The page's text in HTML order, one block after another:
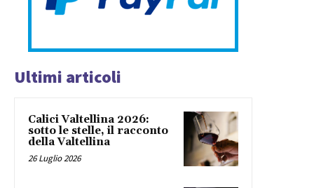
Ultimi articoli
Calici Valtellina 2026:
sotto le stelle, il racconto
della Valtellina
26 Luglio 2026